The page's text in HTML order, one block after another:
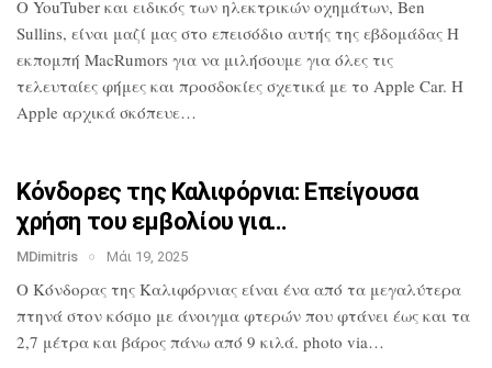
Ο YouTuber και ειδικός των ηλεκτρικών οχημάτων, Ben
Sullins, είναι μαζί μας στο επεισόδιο αυτής της εβδομάδας Η
εκπομπή MacRumors για να μιλήσουμε για όλες τις
τελευταίες φήμες και προσδοκίες σχετικά με το Apple Car. Η
Apple αρχικά σκόπευε…
Κόνδορες της Καλιφόρνια: Επείγουσα
χρήση του εμβολίου για…
MDimitris Μάι 19, 2025
Ο Κόνδορας της Καλιφόρνιας είναι ένα από τα μεγαλύτερα
πτηνά στον κόσμο με άνοιγμα φτερών που φτάνει έως και τα
2,7 μέτρα και βάρος πάνω από 9 κιλά. photo via…